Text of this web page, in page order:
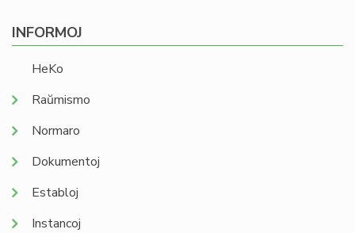
INFORMOJ
HeKo
Raŭmismo
Normaro
Dokumentoj
Establoj
Instancoj